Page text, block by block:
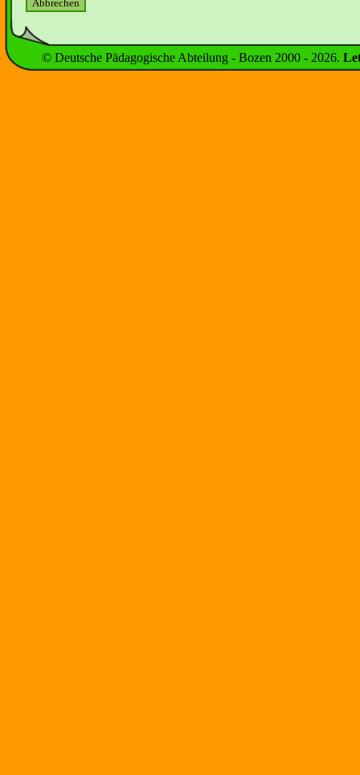
© Deutsche Pädagogische Abteilung - Bozen 2000 - 2026.